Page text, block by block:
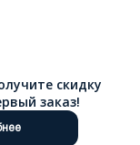
скидку
заказ!